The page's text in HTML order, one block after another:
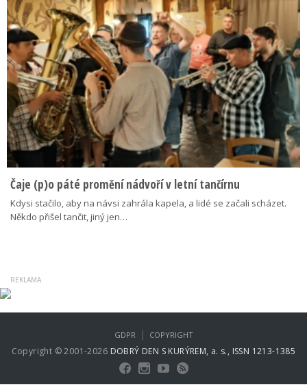
Čaje (p)o páté promění nádvoří v letní tančírnu
Kdysi stačilo, aby na návsi zahrála kapela, a lidé se začali scházet.
Někdo přišel tančit, jiný jen…
Copyright © 2001-2026 DOBRÝ DEN S KURÝREM, a. s., ISSN 1213-1385
GDPR | COPYRIGHT